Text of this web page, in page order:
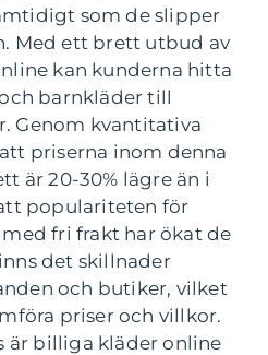
som de slipper
Med ett brett utbud av
kan kunderna hitta
barnkläder till
Genom kvantitativa
priserna inom denna
är 20-30% lägre än i
populariteten för
fri frakt har ökat de
det skillnader
och butiker, vilket
priser och villkor.
är billiga kläder online